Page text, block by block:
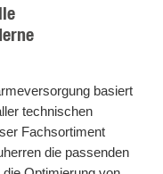
basiert
technischen
Fachsortiment
die passenden